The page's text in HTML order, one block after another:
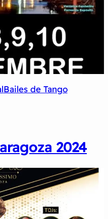
Bailes de Tango
2024